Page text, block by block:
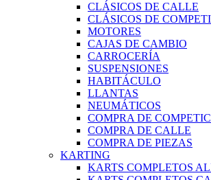
CLÁSICOS DE CALLE
CLÁSICOS DE
MOTORES
CAJAS DE CAMBIO
CARROCERÍA
SUSPENSIONES
HABITÁCULO
LLANTAS
NEUMÁTICOS
COMPRA DE
COMPRA DE CALLE
COMPRA DE PIEZAS
KARTING
KARTS COMPLETOS